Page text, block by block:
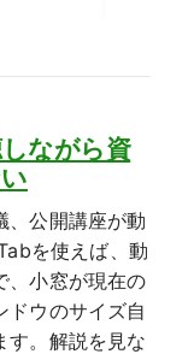
ながら資
、公開講座が動
を使えば、動
、小窓が現在の
ドウのサイズ自
す。解説を見な